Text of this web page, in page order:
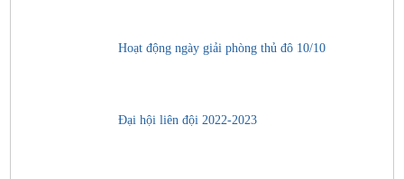
Hoạt động ngày giải phòng thủ đô 10/10
Đại hội liên đội 2022-2023